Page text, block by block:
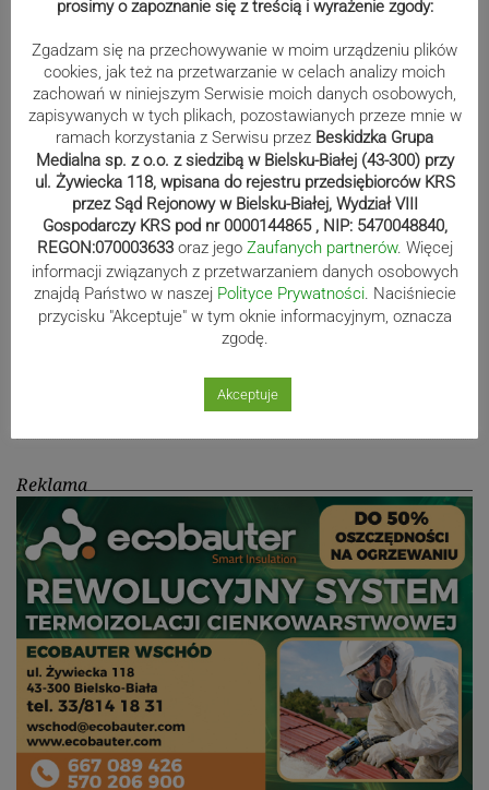
Mistrzowie świata z MCK Żywiec!
ZDJĘCIA
Bracia Szejowie ruszają po kolejne
punkty. Liderzy mistrzostw
wystartują w Rajdzie Rzeszowskim
działo! SZCZEGÓŁOWY PROGRAM
Reklama
prosimy o zapoznanie się z treścią i wyrażenie zgody:
Zgadzam się na przechowywanie w moim urządzeniu plików
cookies, jak też na przetwarzanie w celach analizy moich
zachowań w niniejszym Serwisie moich danych osobowych,
zapisywanych w tych plikach, pozostawianych przeze mnie w
ramach korzystania z Serwisu przez Beskidzka Grupa
Medialna sp. z o.o. z siedzibą w Bielsku-Białej (43-300) przy
ul. Żywiecka 118, wpisana do rejestru przedsiębiorców KRS
przez Sąd Rejonowy w Bielsku-Białej, Wydział VIII
Gospodarczy KRS pod nr 0000144865 , NIP: 5470048840,
REGON:070003633 oraz jego Zaufanych partnerów. Więcej
informacji związanych z przetwarzaniem danych osobowych
znajdą Państwo w naszej Polityce Prywatności. Naciśniecie
przycisku "Akceptuje" w tym oknie informacyjnym, oznacza
zgodę.
Akceptuje